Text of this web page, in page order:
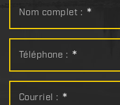
Nom complet : *
Téléphone : *
Courriel : *